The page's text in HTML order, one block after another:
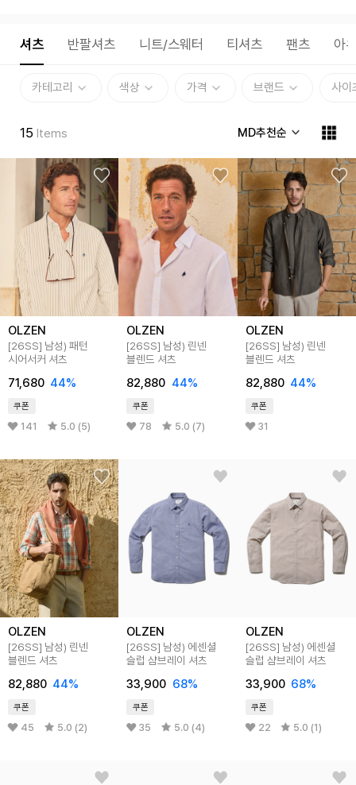
셔츠 반팔셔츠 니트/스웨터 티셔츠 팬츠 아
카테고리 색상 가격 브랜드 사이
15 Items MD추천순
OLZEN
[26SS] 남성) 패턴
시어서커 셔츠
71,680 44%
쿠폰
141 5.0 (5)
OLZEN
[26SS] 남성) 린넨
블렌드 셔츠
82,880 44%
쿠폰
78 5.0 (7)
OLZEN
[26SS] 남성) 린넨
블렌드 셔츠
82,880 44%
쿠폰
31
OLZEN
[26SS] 남성) 린넨
블렌드 셔츠
82,880 44%
쿠폰
45 5.0 (2)
OLZEN
[26SS] 남성) 에센셜
슬럽 샴브레이 셔츠
33,900 68%
쿠폰
35 5.0 (4)
OLZEN
[26SS] 남성) 에센셜
슬럽 샴브레이 셔츠
33,900 68%
쿠폰
22 5.0 (1)